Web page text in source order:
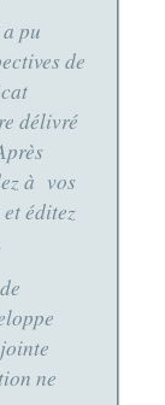
pu
de
délivré
à vos
éditez
ne